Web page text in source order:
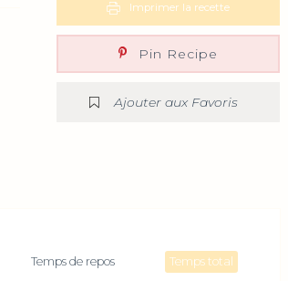
Imprimer la recette
Pin Recipe
Ajouter aux Favoris
Temps de repos Temps total